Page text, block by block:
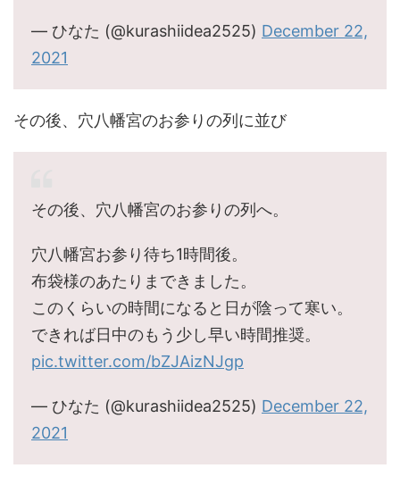
— ひなた (@kurashiidea2525) December 22,
2021
その後、穴八幡宮のお参りの列に並び
その後、穴八幡宮のお参りの列へ。
穴八幡宮お参り待ち1時間後。
布袋様のあたりまできました。
このくらいの時間になると日が陰って寒い。
できれば日中のもう少し早い時間推奨。
pic.twitter.com/bZJAizNJgp
— ひなた (@kurashiidea2525) December 22,
2021